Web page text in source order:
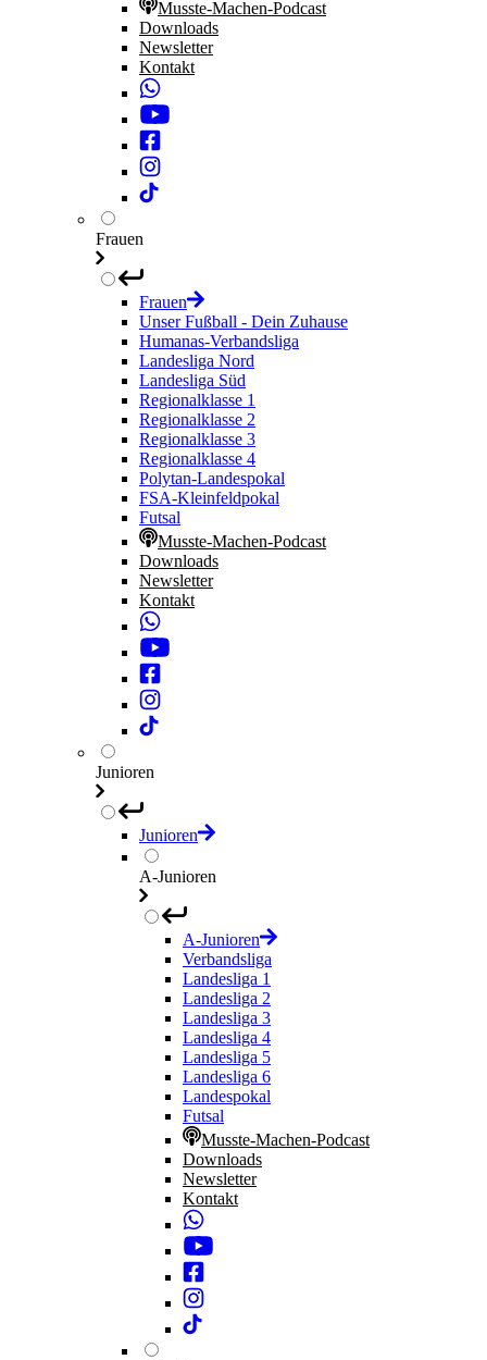
Musste-Machen-Podcast
Downloads
Newsletter
Kontakt
Frauen
Frauen
Unser Fußball - Dein Zuhause
Humanas-Verbandsliga
Landesliga Nord
Landesliga Süd
Regionalklasse 1
Regionalklasse 2
Regionalklasse 3
Regionalklasse 4
Polytan-Landespokal
FSA-Kleinfeldpokal
Futsal
Musste-Machen-Podcast
Downloads
Newsletter
Kontakt
Junioren
Junioren
A-Junioren
A-Junioren
Verbandsliga
Landesliga 1
Landesliga 2
Landesliga 3
Landesliga 4
Landesliga 5
Landesliga 6
Landespokal
Futsal
Musste-Machen-Podcast
Downloads
Newsletter
Kontakt